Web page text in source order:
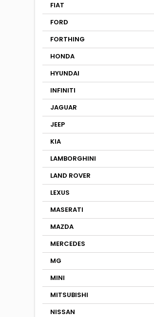
FIAT
FORD
FORTHING
HONDA
HYUNDAI
INFINITI
JAGUAR
JEEP
KIA
LAMBORGHINI
LAND ROVER
LEXUS
MASERATI
MAZDA
MERCEDES
MG
MINI
MITSUBISHI
NISSAN